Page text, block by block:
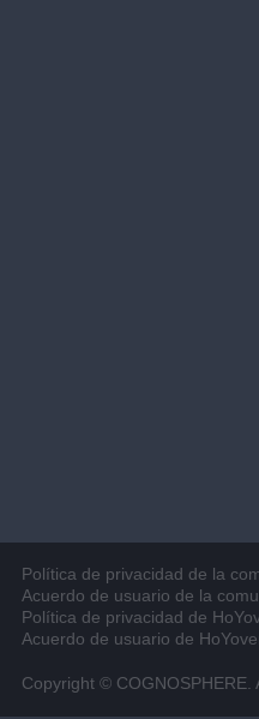
Política de privacidad de la
Acuerdo de usuario de la
Política de privacidad de
Acuerdo de usuario de
Copyright © COGNOSPHERE.